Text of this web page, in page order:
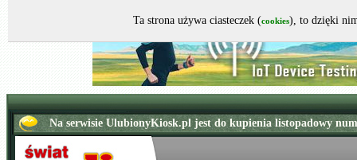
Ta strona używa ciasteczek (cookies), to dzięki